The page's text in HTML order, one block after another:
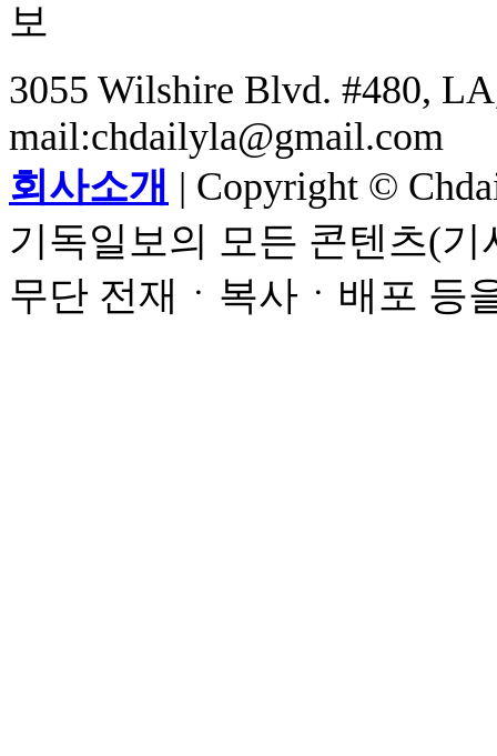
3055 Wilshire Blvd. #480,
mail:chdailyla@gmail.com
회사소개 | Copyright ©
기독일보의 모든 콘텐츠(
무단 전재ㆍ복사ㆍ배포 등